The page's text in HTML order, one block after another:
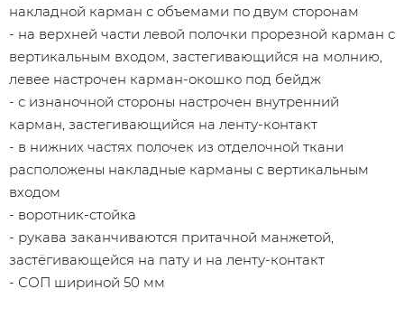
накладной карман с объемами по двум сторонам
- на верхней части левой полочки прорезной карман с
вертикальным входом, застегивающийся на молнию,
левее настрочен карман-окошко под бейдж
- с изнаночной стороны настрочен внутренний
карман, застегивающийся на ленту-контакт
- в нижних частях полочек из отделочной ткани
расположены накладные карманы с вертикальным
входом
- воротник-стойка
- рукава заканчиваются притачной манжетой,
застёгивающейся на пату и на ленту-контакт
- СОП шириной 50 мм